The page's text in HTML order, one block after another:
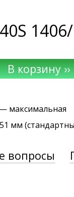
максимальная
мм
вопросы